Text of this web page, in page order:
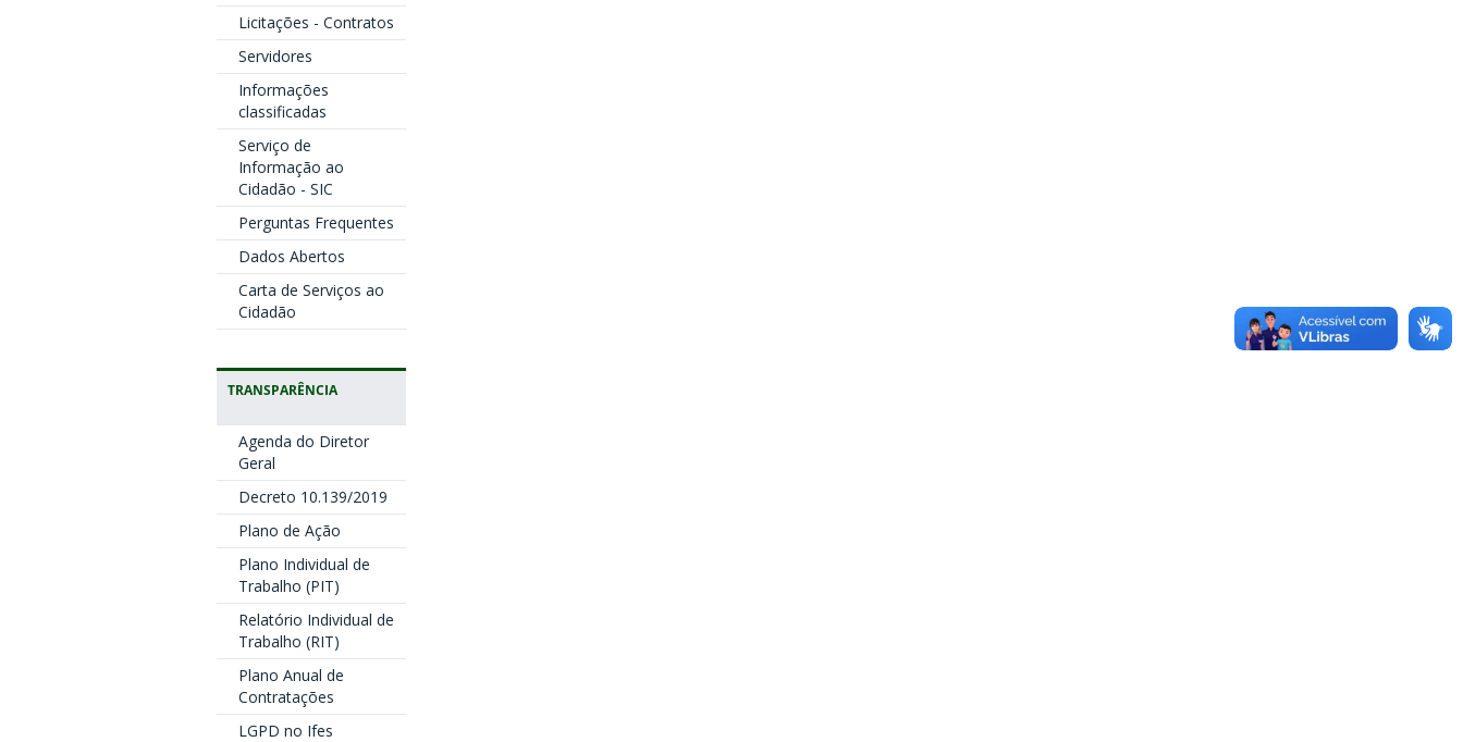
Licitações - Contratos
Servidores
Informações
classificadas
Serviço de
Informação ao
Cidadão - SIC
Perguntas Frequentes
Dados Abertos
Carta de Serviços ao
Cidadão
TRANSPARÊNCIA
Agenda do Diretor
Geral
Decreto 10.139/2019
Plano de Ação
Plano Individual de
Trabalho (PIT)
Relatório Individual de
Trabalho (RIT)
Plano Anual de
Contratações
LGPD no Ifes